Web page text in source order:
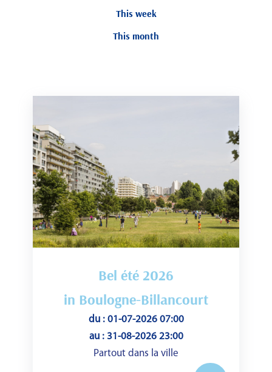
This week
This month
Bel été 2026
in Boulogne-Billancourt
du : 01-07-2026 07:00
au : 31-08-2026 23:00
Partout dans la ville